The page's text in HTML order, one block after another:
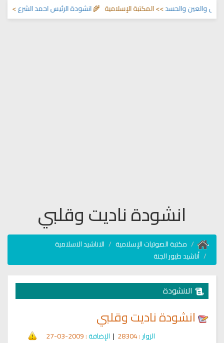
انشودة الرئيس احمد الشرع>> اناشيد والحسد>> المكتبة الإسلامية 🌾
انشودة ناديت وقلبي
مكتبة الصوتيات الإسلامية
الاناشيد الاسلامية
أناشيد طيور الجنة
الانشودة
انشودة ناديت وقلبي
الزوار: 28304
| الإضافة: 2009-03-27